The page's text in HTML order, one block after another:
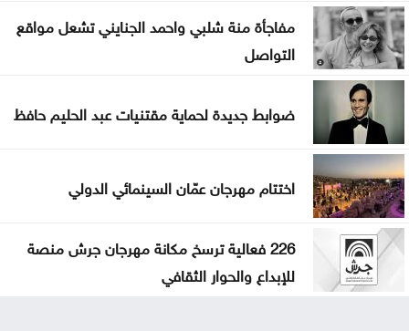
مفاجأة منة شلبي واحمد الجنايني تشعل مواقع
التواصل
ضوابط جديدة لحماية مقتنيات عبد الحليم حافظ
اختتام مهرجان عمّان السينمائي الدولي
226 فعالية ترسخ مكانة مهرجان جرش منصة
للإبداع والحوار الثقافي